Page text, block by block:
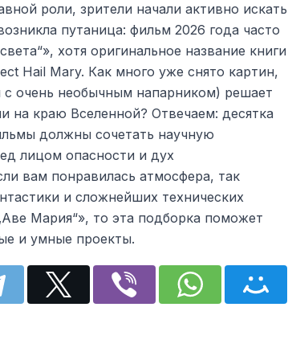
роли, зрители начали активно искать
путаница: фильм 2026 года часто
хотя оригинальное название книги
Hail Mary. Как много уже снято картин,
с очень необычным напарником) решает
на краю Вселенной? Отвечаем: десятка
должны сочетать научную
лицом опасности и дух
вам понравилась атмосфера, так
и сложнейших технических
Мария“», то эта подборка поможет
и умные проекты.